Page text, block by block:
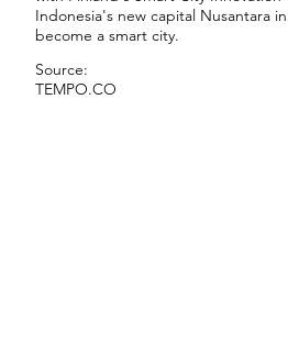
Indonesia's new capital Nusantara
become a smart city.
TEMPO.CO
Source: